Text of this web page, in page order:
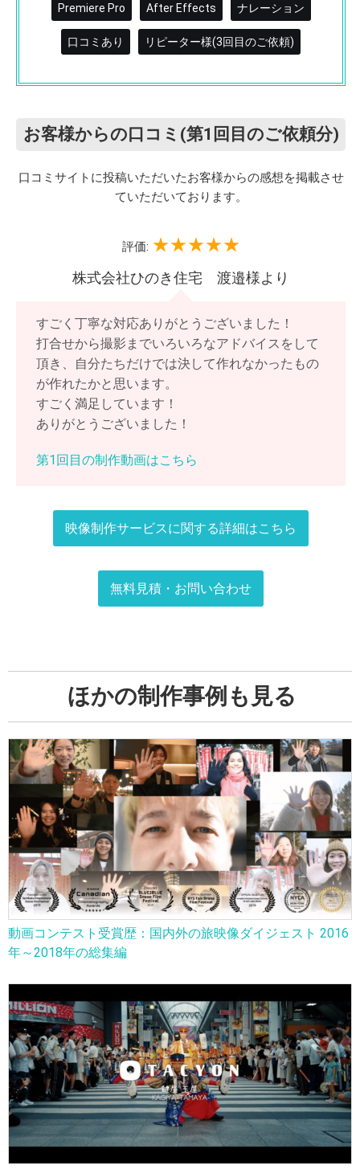
Premiere Pro After Effects ナレーション
口コミあり リピーター様(3回目のご依頼)
お客様からの口コミ(第1回目のご依頼分)
口コミサイトに投稿いただいたお客様からの感想を掲載させ
ていただいております。
評価:
株式会社ひのき住宅 渡邉様より
すごく丁寧な対応ありがとうございました！
打合せから撮影までいろいろなアドバイスをして
頂き、自分たちだけでは決して作れなかったもの
が作れたかと思います。
すごく満足しています！
ありがとうございました！
第1回目の制作動画はこちら
映像制作サービスに関する詳細はこちら
無料見積・お問い合わせ
ほかの制作事例も見る
動画コンテスト受賞歴：国内外の旅映像ダイジェスト 2016
年～2018年の総集編